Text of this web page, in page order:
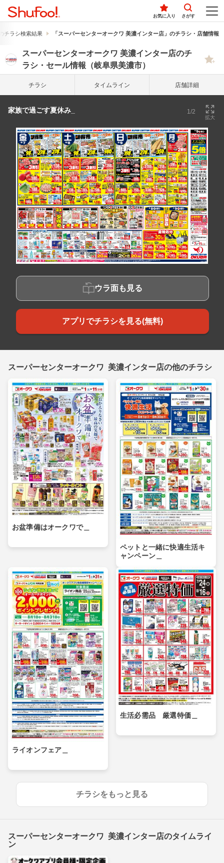
お気に入り さがす
チラシ検索結果 「スーパーセンターオークワ 美濃インター店」のチラシ・店舗情報
スーパーセンターオークワ 美濃インター店のチ
ラシ・セール情報（岐阜県美濃市）
チラシ タイム ライン 店舗詳細
家族で過ごす夏休み_ 1/2
拡大
ウラ面も見る
アプリでチラシを見る(無料)
スーパーセンターオークワ 美濃インター店の他のチラシ
お盆準備はオークワで＿
ペットと一緒に快適生活キ
ャンペーン＿
ライオンフェア＿
生活必需品 厳選特価＿
チラシをもっと見る
スーパーセンターオークワ 美濃インター店のタイムライ
ン